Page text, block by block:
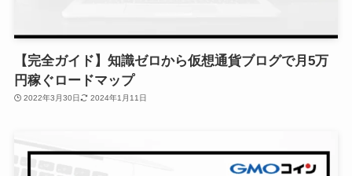
【完全ガイド】知識ゼロから仮想通貨ブログで月5万
円稼ぐロードマップ
2022年3月30日 2024年1月11日